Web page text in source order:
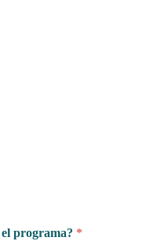
programa? *